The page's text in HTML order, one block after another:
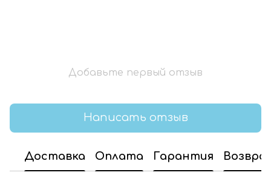
Добавьте первый отзыв
Написать отзыв
Доставка Оплата Гарантия